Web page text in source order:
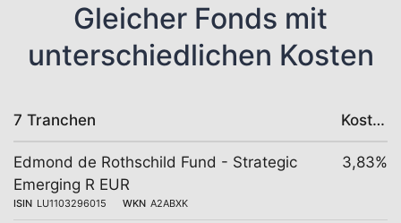
Gleicher Fonds mit
unterschiedlichen Kosten
7 Tranchen Kosten
Edmond de Rothschild Fund - Strategic
Emerging R EUR
ISIN LU1103296015 WKN A2ABXK
3,83%